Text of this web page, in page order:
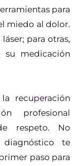
para
miedo al dolor.
para otras,
medicación
recuperación
profesional
respeto. No
te
paso para